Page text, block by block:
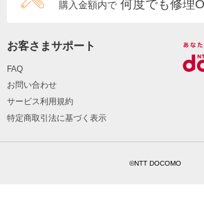
購入金額内で 何度でも修理
お客さまサポート
FAQ
お問い合わせ
サービス利用規約
特定商取引法に基づく表示
©NTT DOCOMO